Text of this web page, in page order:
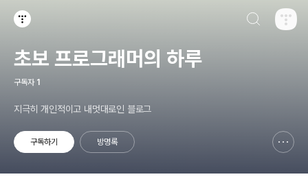
초보 프로그래머의 하루
구독자 1
지극히 개인적이고 내멋대로인 블로그
구독하기 방명록